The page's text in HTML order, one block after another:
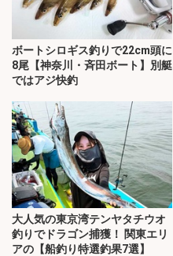
ボートシロギス釣りで22cm頭に
8尾【神奈川・斉田ボート】別艇
ではアジ快釣
大人気の東京湾テンヤタチウオ
釣りでドラゴン捕獲！ 関東エリ
アの【船釣り特選釣果7選】